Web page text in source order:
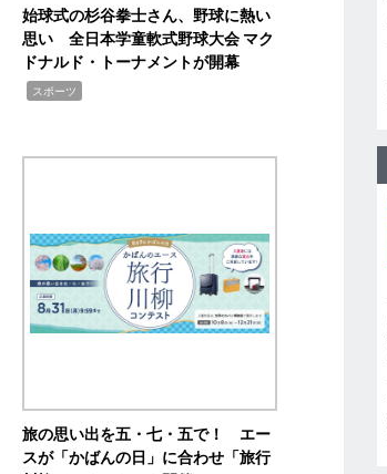
始球式の杉谷拳士さん、野球に熱い
思い 全日本学童軟式野球大会 マク
ドナルド・トーナメントが開幕
スポーツ
旅の思い出を五・七・五で！ エー
スが「かばんの日」に合わせ「旅行